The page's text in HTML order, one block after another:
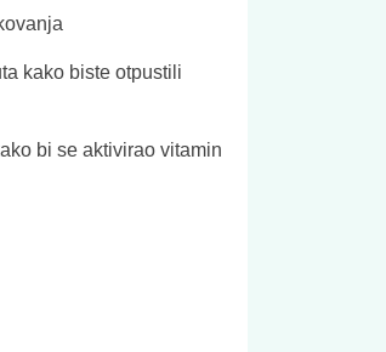
kako biste otpustili
bi se aktivirao vitamin